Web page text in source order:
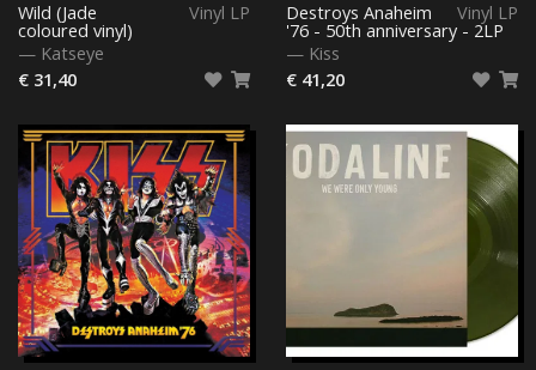
Vinyl LP
Wild (Jade
coloured vinyl)
— Katseye
€ 31,40
Vinyl LP
Destroys Anaheim
'76 - 50th anniversary - 2LP
— Kiss
€ 41,20